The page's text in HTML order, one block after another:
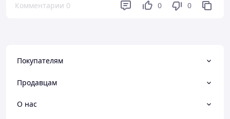
Комментарии 0 0 0
Покупателям
Продавцам
О нас